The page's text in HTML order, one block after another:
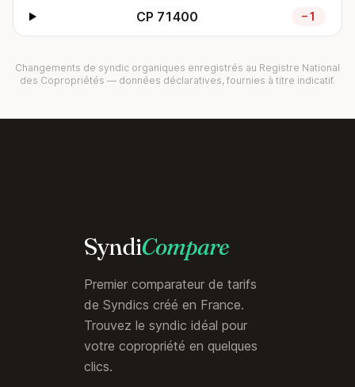
CP 71400 −1
Changements de syndic organiques enregistrés au Registre National
des Copropriétés — données déclaratives, fournies à titre indicatif.
SyndiCompare
Premier comparateur de tarifs
de Syndics créé en France.
Trouvez le syndic idéal pour
votre copropriété en quelques
clics.